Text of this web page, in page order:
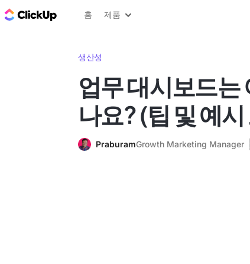
ClickUp 블로그
홈 제품
생산성
업무 대시보드는
나요? (팁 및 예
PraburamGrowth Marketing Manager